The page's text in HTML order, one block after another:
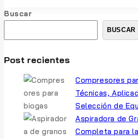
en
Limpieza
de
Silos
Almacenes
Buscar
BUSCAR
Post recientes
Compresores
Técnicas,
Selección de
Aspiradora de
Completa para